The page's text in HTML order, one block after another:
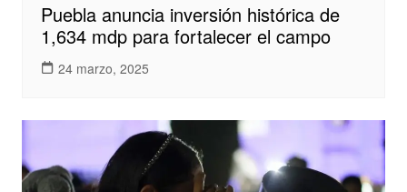
Puebla anuncia inversión histórica de
1,634 mdp para fortalecer el campo
24 marzo, 2025